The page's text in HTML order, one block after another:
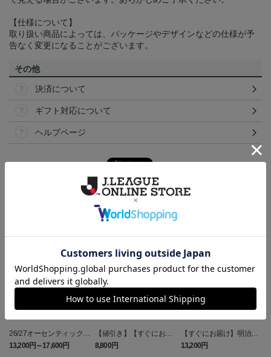
【仕様について】
取り扱い商品によっては、パッケージやデザインなどの仕様が予
告なく変更になることがございます。
その他
決済について
ギフト対応について
ヘルプページ
26/27オーセンティックユ
ニフォーム（FP1st）
13,200円～17,600円
【値引き】【すぐにお届
け】2025オーセンティッ
クユニフォーム FP1st
8,800円
【すぐにお届け】明治安
田J2・J3百年構想リーグ
オーセンティックユニフ
13,200円